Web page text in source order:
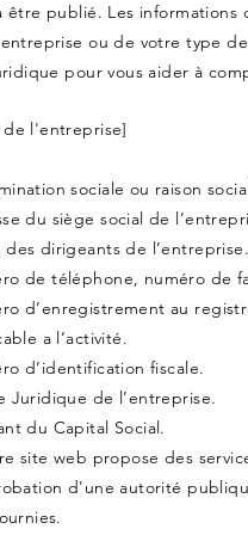
être publié. Les informations
ou de votre type
pour vous aider à
de l'entreprise]
sociale ou raison
du siège social de
des dirigeants de l’entreprise.
de téléphone, numéro de
d’enregistrement au
a l’activité.
d’identification fiscale.
Juridique de l’entreprise.
du Capital Social.
site web propose des
d'une autorité